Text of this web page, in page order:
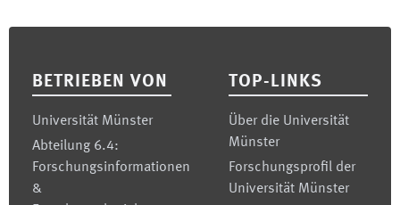
BETRIEBEN VON
Universität Münster
Abteilung 6.4:
Forschungsinformationen
&
TOP-LINKS
Über die Universität
Münster
Forschungsprofil der
Universität Münster